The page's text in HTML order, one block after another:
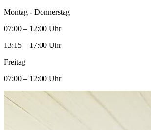
Montag - Donnerstag
07:00 – 12:00 Uhr
13:15 – 17:00 Uhr
Freitag
07:00 – 12:00 Uhr